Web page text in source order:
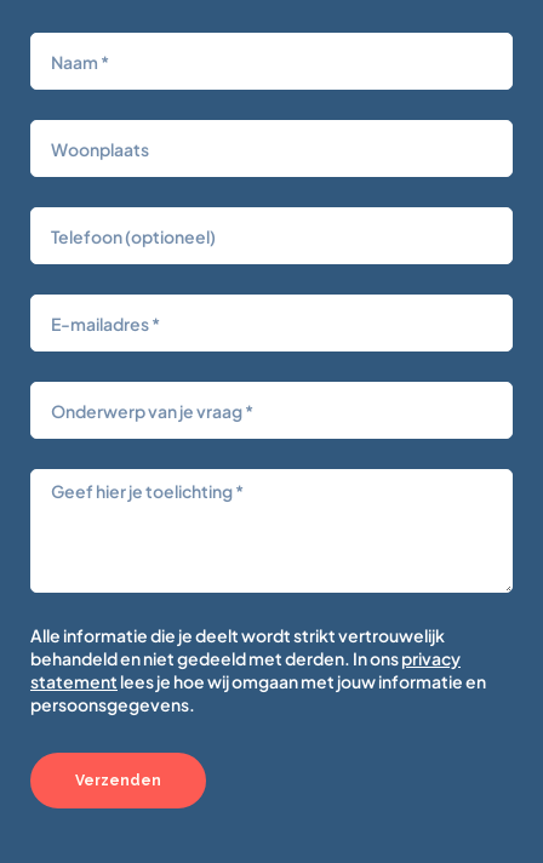
Alle informatie die je deelt wordt strikt vertrouwelijk
behandeld en niet gedeeld met derden. In onsprivacy
statementlees je hoe wij omgaan met jouw informatie en
persoonsgegevens.
Verzenden